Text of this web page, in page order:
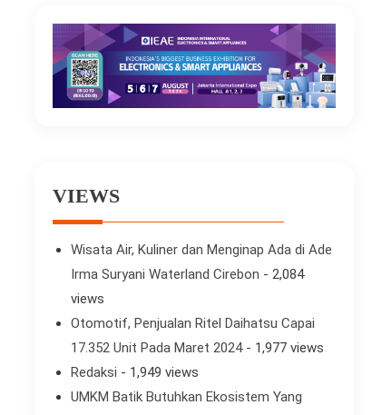
VIEWS
Wisata Air, Kuliner dan Menginap Ada di Ade
Irma Suryani Waterland Cirebon - 2,084
views
Otomotif, Penjualan Ritel Daihatsu Capai
17.352 Unit Pada Maret 2024- 1,977 views
Redaksi - 1,949 views
UMKM Batik Butuhkan Ekosistem Yang